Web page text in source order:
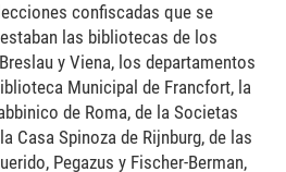
confiscadas que se
las bibliotecas de los
y Viena, los departamentos
Municipal de Francfort, la
de Roma, de la Societas
Casa Spinoza de Rijnburg, de las
Pegazus y Fischer-Berman,